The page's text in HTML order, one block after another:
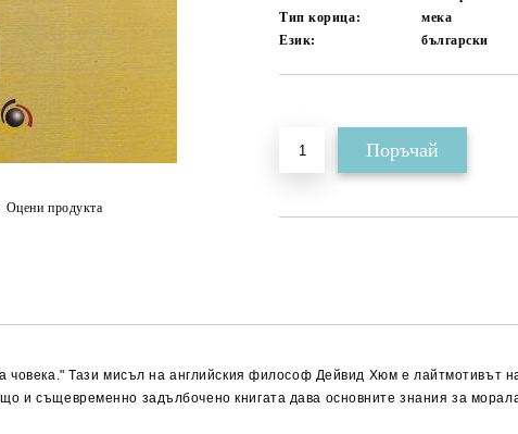
Тип корица:
мека
Език:
български
Оцени продукта
Тази мисъл на английския философ Дейвид Хюм е лайтмотивът
и същевременно задълбочено книгата дава основните знания за